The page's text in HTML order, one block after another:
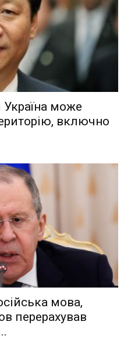
мoжe
включнo
мова,
перерахував